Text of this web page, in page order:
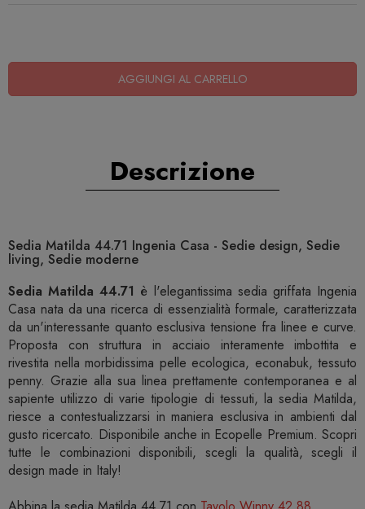
AGGIUNGI AL CARRELLO
Descrizione
Sedia Matilda 44.71 Ingenia Casa - Sedie design, Sedie
living, Sedie moderne
Sedia Matilda 44.71 è l'elegantissima sedia griffata Ingenia
Casa nata da una ricerca di essenzialità formale, caratterizzata
da un'interessante quanto esclusiva tensione fra linee e curve.
Proposta con struttura in acciaio interamente imbottita e
rivestita nella morbidissima pelle ecologica, econabuk, tessuto
penny. Grazie alla sua linea prettamente contemporanea e al
sapiente utilizzo di varie tipologie di tessuti, la sedia Matilda,
riesce a contestualizzarsi in maniera esclusiva in ambienti dal
gusto ricercato. Disponibile anche in Ecopelle Premium. Scopri
tutte le combinazioni disponibili, scegli la qualità, scegli il
design made in Italy!